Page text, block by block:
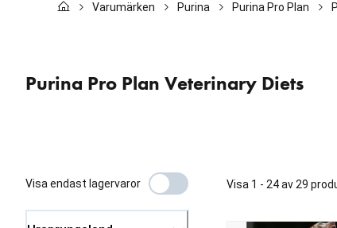
Nyheter
Kampanj
Varumärken Purina Purina Pro Plan
Purina Pro Plan Veterinary Diets
Visa endast lagervaror Visa 1 - 24 av 29